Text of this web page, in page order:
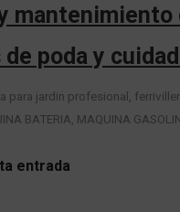
poda y
para jardin profesional ,
BATERIA, MAQUINA
entrada